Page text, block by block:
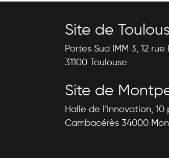
Site de
Portes Sud IMM 3, 12
31100 Toulouse
Site de
Halle de l’Innovation,
Cambacérès 34000